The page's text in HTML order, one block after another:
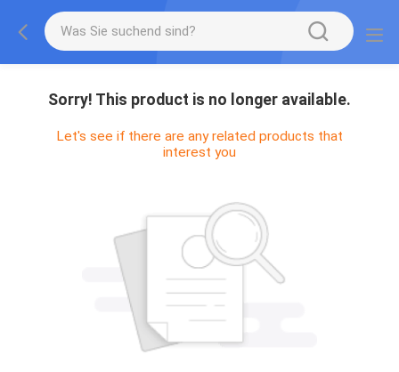
Sorry! This product is no longer available.
Let's see if there are any related products that
interest you